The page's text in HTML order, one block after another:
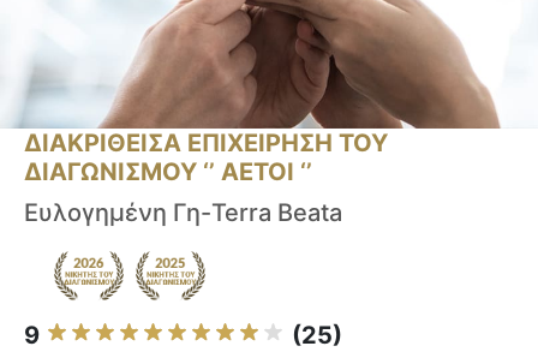
ΔΙΑΚΡΙΘΕΙΣΑ ΕΠΙΧΕΙΡΗΣΗ ΤΟΥ
ΔΙΑΓΩΝΙΣΜΟΥ ‘’ ΑΕΤΟΙ ‘’
Ευλογημένη Γη-Terra Beata
9 (25)